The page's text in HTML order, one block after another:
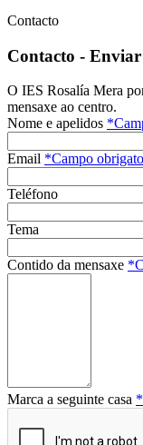
Contacto
Contacto - Enviar
O IES Rosalía Mera
mensaxe ao centro.
Nome e apelidos *
Email *Campo
Teléfono
Tema
Contido da mensaxe *
Marca a seguinte casa *